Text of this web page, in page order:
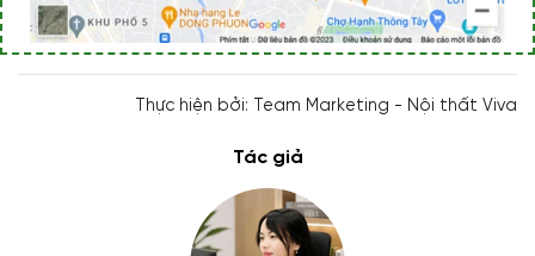
Thực hiện bởi: Team Marketing - Nội thất Viva
Tác giả